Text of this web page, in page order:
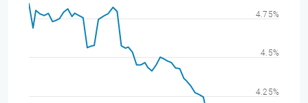
4.25%
4.5%
4.75%